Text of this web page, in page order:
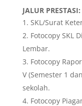
JALUR PRESTASI:
SKL/Surat
Fotocopy SKL
Lembar.
Fotocopy
V (Semester 1
sekolah.
Fotocopy